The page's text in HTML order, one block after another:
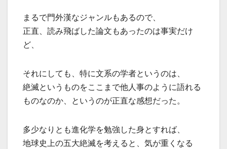
まるで門外漢なジャンルもあるので、
正直、読み飛ばした論文もあったのは事実だけ
ど、
それにしても、特に文系の学者というのは、
絶滅というものをここまで他人事のように語れる
ものなのか、というのが正直な感想だった。
多少なりとも進化学を勉強した身とすれば、
地球史上の五大絶滅を考えると、気が重くなる